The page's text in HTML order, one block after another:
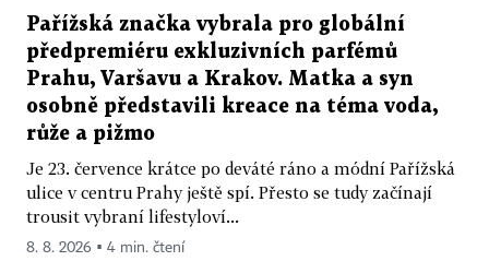
Pařížská značka vybrala pro globální
předpremiéru exkluzivních parfémů
Prahu, Varšavu a Krakov. Matka a syn
osobně představili kreace na téma voda,
růže a pižmo
Je 23. července krátce po deváté ráno a módní Pařížská
ulice v centru Prahy ještě spí. Přesto se tudy začínají
trousit vybraní lifestyloví...
8. 8. 2026 ▪ 4 min. čtení